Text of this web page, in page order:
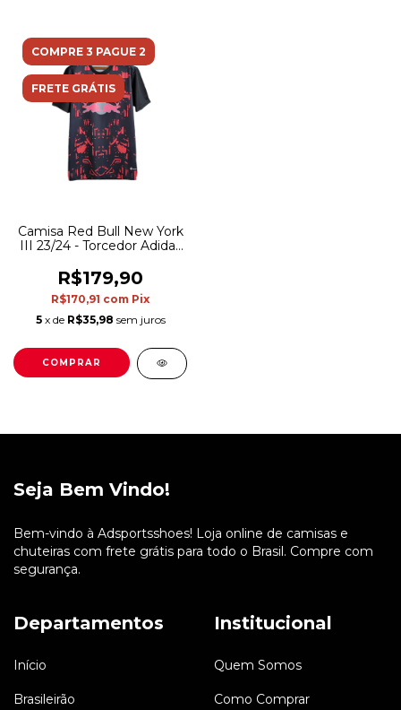
COMPRE 3 PAGUE 2
FRETE GRÁTIS
Camisa Red Bull New York
III 23/24 - Torcedor Adidas
detalhes em vermelho e
rosa
R$179,90
R$170,91 com Pix
5 x de R$35,98 sem juros
COMPRAR
Seja Bem Vindo!
Bem-vindo à Adsportsshoes! Loja online de camisas e
chuteiras com frete grátis para todo o Brasil. Compre com
segurança.
Departamentos
Início
Brasileirão
Institucional
Quem Somos
Como Comprar